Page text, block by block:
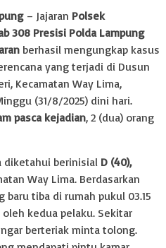
– Jajaran Polsek
308 Presisi Polda Lampung
berhasil mengungkap kasus
yang terjadi di Dusun
Kecamatan Way Lima,
(31/8/2025) dini hari.
pasca kejadian, 2 (dua) orang
diketahui berinisial D (40),
Way Lima. Berdasarkan
tiba di rumah pukul 03.15
kedua pelaku. Sekitar
berteriak minta tolong.